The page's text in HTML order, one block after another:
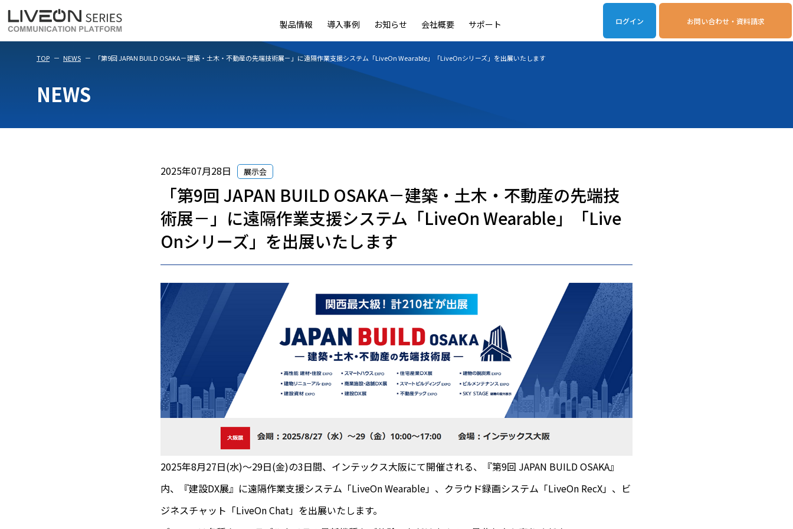
ログイン お問い合わせ・資料請求
製品情報
LiveOn Meet LiveOn WearableLiveOn NanoLiveOn Call LiveOn Chat LiveOn RecX LiveOn SSO+ LiveOn連携アプリ
導入事例 お知らせ 会社概要 サポート
TOP NEWS 「第9回 JAPAN BUILD OSAKA－建築・土木・不動産の先端技術展－」に遠隔作業支援システム「LiveOn Wearable」「LiveOnシリーズ」を出展いたします
NEWS
2025年07月28日 展示会
「第9回 JAPAN BUILD OSAKA－建築・土木・不動産の先端技
術展－」に遠隔作業支援システム「LiveOn Wearable」「Live
Onシリーズ」を出展いたします
2025年8月27日(水)～29日(金)の3日間、インテックス大阪にて開催される、『第9回 JAPAN BUILD OSAKA』
内、『建設DX展』に遠隔作業支援システム「LiveOn Wearable」、クラウド録画システム「LiveOn RecX」、ビ
ジネスチャット「LiveOn Chat」を出展いたします。